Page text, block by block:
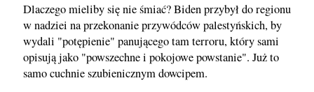
Dlaczego mieliby się nie śmiać? Biden przybył do regionu
w nadziei na przekonanie przywódców palestyńskich, by
wydali "potępienie" panującego tam terroru, który sami
opisują jako "powszechne i pokojowe powstanie". Już to
samo cuchnie szubienicznym dowcipem.